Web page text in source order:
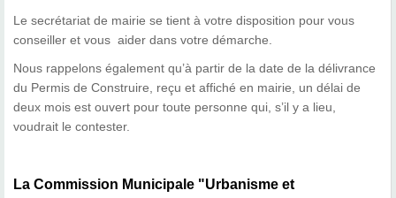
Le secrétariat de mairie se tient à votre disposition pour vous
conseiller et vous aider dans votre démarche.
Nous rappelons également qu’à partir de la date de la délivrance
du Permis de Construire, reçu et affiché en mairie, un délai de
deux mois est ouvert pour toute personne qui, s’il y a lieu,
voudrait le contester.
La Commission Municipale "Urbanisme et